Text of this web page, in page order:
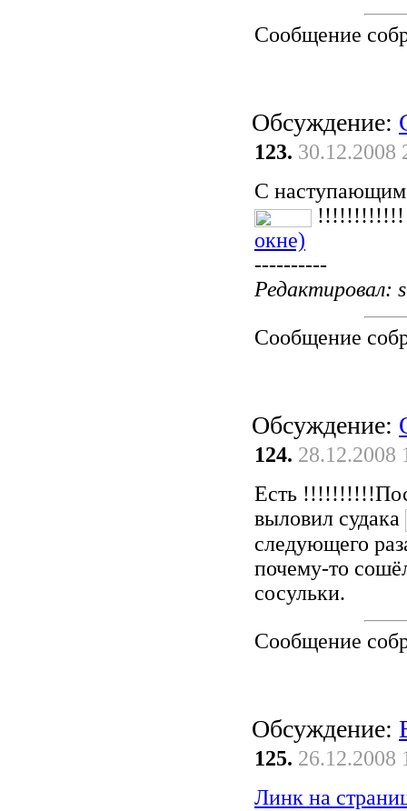
Сообщение
Обсуждение:
123. 30.12.2008
С
окне)
----------
Редактировал:
Сообщение
Обсуждение:
124. 28.12.2008
Есть
выловил судака
следующего
почему-то
сосульки.
Сообщение
Обсуждение:
125. 26.12.2008
Линк на